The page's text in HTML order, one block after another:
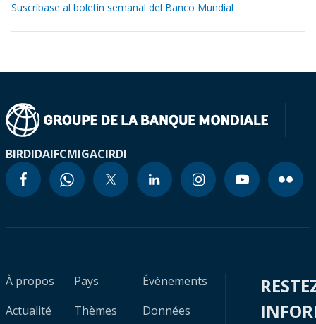
Suscríbase al boletín semanal del Banco Mundial
BIRDIDAIFCMIGACIRDI
À propos
Actualité
Pays
Thèmes
Évènements
Données